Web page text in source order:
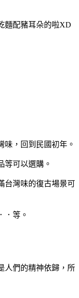
麵配豬耳朵的啦XD
味，回到民國初年。
等可以選購。
台灣味的復古場景可
．等。
人們的精神依歸，所